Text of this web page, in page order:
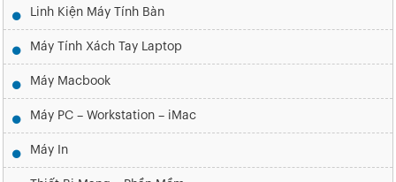
Linh Kiện Máy Tính Bàn
Máy Tính Xách Tay Laptop
Máy Macbook
Máy PC – Workstation – iMac
Máy In